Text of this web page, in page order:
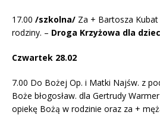
17.00 /szkolna/ Za + Bartosza
rodziny. – Droga Krzyżowa dla
Czwartek 28.02
7.00 Do Bożej Op. i Matki Najśw. z
Boże błogosław. dla Gertrudy
opiekę Bożą w rodzinie oraz za +